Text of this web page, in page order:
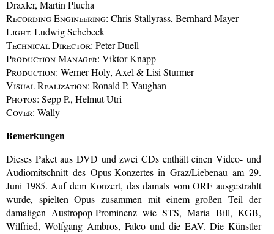
Draxler, Martin Plucha
Recording Engineering: Chris Stallyrass, Bernhard Mayer
Light: Ludwig Schebeck
Technical Director: Peter Duell
Production Manager: Viktor Knapp
Production: Werner Holy, Axel & Lisi Sturmer
Visual Realization: Ronald P. Vaughan
Photos: Sepp P., Helmut Utri
Cover: Wally
Bemerkungen
Dieses Paket aus DVD und zwei CDs enthält einen Video- und
Audiomitschnitt des Opus-Konzertes in Graz/Liebenau am 29.
Juni 1985. Auf dem Konzert, das damals vom ORF ausgestrahlt
wurde, spielten Opus zusammen mit einem großen Teil der
damaligen Austropop-Prominenz wie STS, Maria Bill, KGB,
Wilfried, Wolfgang Ambros, Falco und die EAV. Die Künstler